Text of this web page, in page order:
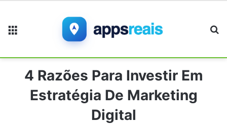
4 Razões Para Investir Em
Estratégia De Marketing
Digital